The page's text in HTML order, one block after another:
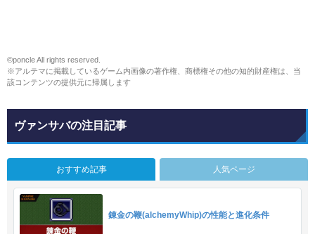
©poncle All rights reserved.
※アルテマに掲載しているゲーム内画像の著作権、商標権その他の知的財産権は、当
該コンテンツの提供元に帰属します
ヴァンサバの注目記事
おすすめ記事 人気ページ
錬金の鞭(alchemyWhip)の性能と進化条件